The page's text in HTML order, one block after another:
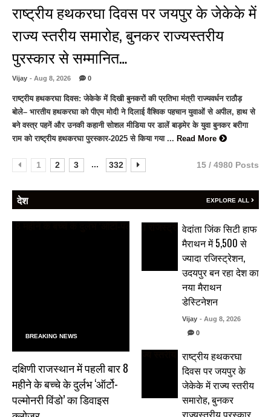
राष्ट्रीय हथकरघा दिवस पर जयपुर के जेकेके में
राज्य स्तरीय समारोह, बुनकर राज्यस्तरीय
पुरस्कार से सम्मानित…
Vijay - Aug 8, 2026 0
राष्ट्रीय हथकरघा दिवस: जेकेके में दिखी बुनकरों की प्रतिभा मंत्री राज्यवर्धन राठौड़
बोले– भारतीय हथकरघा को पीएम मोदी ने दिलाई वैश्विक पहचान युवाओं से अपील, हाथ से
बने वस्त्र पहनें और उनकी कहानी सोशल मीडिया पर डालें बाड़मेर के युवा बुनकर बरीगा
राम को राष्ट्रीय हथकरघा पुरस्कार-2025 से किया गया ... Read More
1 2 3 ... 332 15 / 4980 Posts
देश EXPLORE ALL
BREAKING NEWS
दक्षिणी राजस्थान में पहली बार 8
महीने के बच्चे के दुर्लभ ‘ऑर्टो-
पल्मोनरी विंडो’ का डिवाइस
वेदांता जिंक सिटी हाफ
मैराथन में 5,500 से
ज्यादा रजिस्ट्रेशन,
उदयपुर बन रहा देश का
नया मैराथन
डेस्टिनेशन
Vijay - Aug 8, 2026
0
राष्ट्रीय हथकरघा
दिवस पर जयपुर के
जेकेके में राज्य स्तरीय
समारोह, बुनकर